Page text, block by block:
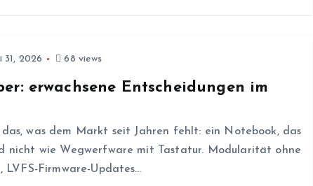
31, 2026 68 views
erwachsene Entscheidungen im
was dem Markt seit Jahren fehlt: ein Notebook, das
nicht wie Wegwerfware mit Tastatur. Modularität ohne
LVFS-Firmware-Updates…